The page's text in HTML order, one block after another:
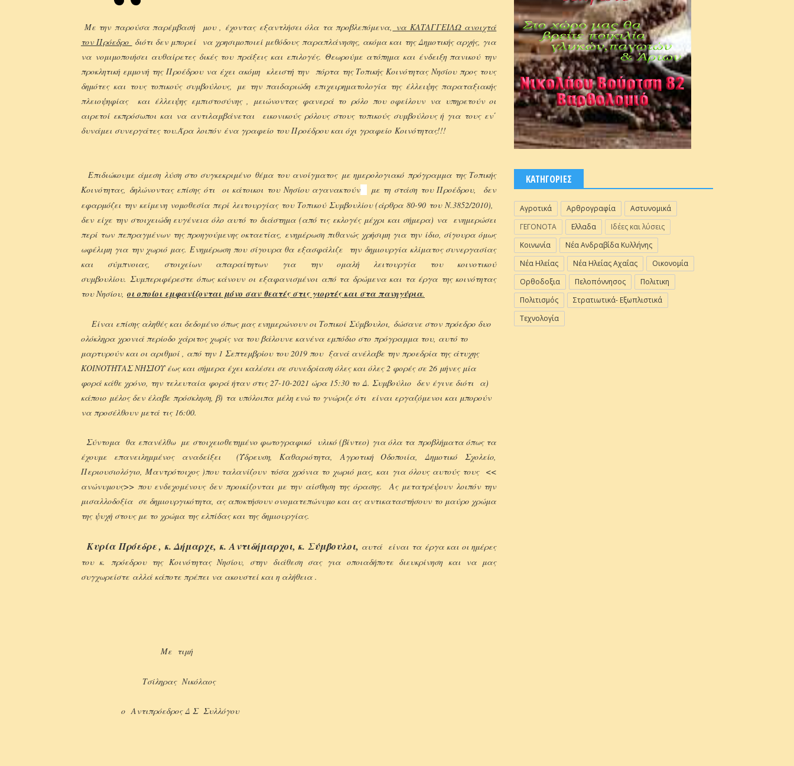
Με την παρούσα παρέμβασή μου , έχοντας εξαντλήσει όλα τα προβλεπόμενα,
να ΚΑΤΑΓΓΕΙΛΩ ανοιχτά
τον Πρόεδρο διότι δεν μπορεί να χρησιμοποιεί μεθόδους παραπλάνησης, ακόμα και της Δημοτικής αρχής, για
να νομιμοποιήσει αυθαίρετες δικές του πράξεις και επιλογές. Θεωρούμε ατόπημα και ένδειξη πανικού την
προκλητική εμμονή της Προέδρου να έχει ακόμη κλειστή την πόρτα της Τοπικής Κοινότητας Νησίου προς τους
δημότες και τους τοπικούς συμβούλους, με την παιδαριώδη επιχειρηματολογία της έλλειψης παραταξιακής
πλειοψηφίας και έλλειψης εμπιστοσύνης , μειώνοντας φανερά το ρόλο που οφείλουν να υπηρετούν οι
αιρετοί εκπρόσωποι και να αντιλαμβάνεται εικονικούς ρόλους στους τοπικούς συμβούλους ή για τους εν΄
δυνάμει συνεργάτες του.Άρα λοιπόν ένα γραφείο του Προέδρου και όχι γραφείο Κοινότητας!!!
Επιδιώκουμε άμεση λύση στο συγκεκριμένο θέμα του ανοίγματος με ημερολογιακό πρόγραμμα της Τοπικής
Κοινότητας, δηλώνοντας επίσης ότι οι κάτοικοι του Νησίου αγανακτούν
με τη στάση του Προέδρου, δεν
εφαρμόζει την κείμενη νομοθεσία περί λειτουργίας του Τοπικού Συμβουλίου (άρθρα 80-90 του Ν.3852/2010),
δεν είχε την στοιχειώδη ευγένεια όλο αυτό το διάστημα (από τις εκλογές μέχρι και σήμερα) να ενημερώσει
περί των πεπραγμένων της προηγούμενης οκταετίας, ενημέρωση πιθανώς χρήσιμη για την ίδιο, σίγουρα όμως
ωφέλιμη για την χωριό μας. Ενημέρωση που σίγουρα θα εξασφάλιζε την δημιουργία κλίματος συνεργασίας
και σύμπνοιας, στοιχείων απαραίτητων για την ομαλή λειτουργία του κοινοτικού
συμβουλίου. Συμπεριφέρεστε όπως κάνουν οι εξαφανισμένοι από τα δρώμενα και τα έργα της κοινότητας
του Νησίου, οι οποίοι εμφανίζονται μόνο σαν θεατές στις γιορτές και στα πανηγύρια.
Είναι επίσης αληθές και δεδομένο όπως μας ενημερώνουν οι Τοπικοί Σύμβουλοι, δώσανε στον πρόεδρο δυο
ολόκληρα χρονιά περίοδο χάριτος χωρίς να του βάλουνε κανένα εμπόδιο στο πρόγραμμα του, αυτό το
μαρτυρούν και οι αριθμοί , από την 1 Σεπτεμβρίου του 2019 που ξανά ανέλαβε την προεδρία της άτυχης
ΚΟΙΝΟΤΗΤΑΣ ΝΗΣΙΟΥ έως και σήμερα έχει καλέσει σε συνεδρίαση όλες και όλες 2 φορές σε 26 μήνες μία
φορά κάθε χρόνο, την τελευταία φορά ήταν στις 27-10-2021 ώρα 15:30 το Δ. Συμβούλιο δενέγινε διότι α)
κάποιο μέλος δεν έλαβε πρόσκληση, β) τα υπόλοιπα μέλη ενώ το γνώριζε ότι είναι εργαζόμενοι και μπορούν
να προσέλθουν μετά τις 16:00.
Σύντομα θα επανέλθω με στοιχειοθετημένο φωτογραφικό υλικό (βίντεο) για όλα τα προβλήματα όπως τα
έχουμε επανειλημμένος αναδείξει (Ύδρευση, Καθαριότητα, Αγροτική Οδοποιία, Δημοτικό Σχολείο,
Περιουσιολόγιο, Μαντρότοιχος )που ταλανίζουν τόσα χρόνια το χωριό μας, και για όλους αυτούς τους <<
ανώνυμους>> που ενδεχομένους δεν προικίζονται με την αίσθηση της όρασης. Ας μετατρέψουν λοιπόν την
μισαλλοδοξία σε δημιουργικότητα, ας αποκτήσουν ονοματεπώνυμο και ας αντικαταστήσουν το μαύρο χρώμα
της ψυχή στους με το χρώμα της ελπίδας και της δημιουργίας.
ΚυρίαΠρόεδρε , κ. Δήμαρχε, κ. Αντιδήμαρχοι, κ. Σύμβουλοι, αυτά είναι τα έργα και οι ημέρες
του κ. πρόεδρου της Κοινότητας Νησίου, στην διάθεση σας για οποιαδήποτε διευκρίνηση και να μας
συγχωρείστε αλλά κάποτε πρέπει να ακουστεί και η αλήθεια .
Με τιμή
Τσίληρας Νικόλαος
ο Αντιπρόεδρος Δ Σ Συλλόγου
ΚΑΤΗΓΟΡΙΕΣ
Αγροτικά Αρθρογραφία
Αστυνομικά
ΓΕΓΟΝΟΤΑ
Ελλαδα
Ιδέες και λύσεις
Κοινωνία
Νέα Ανδραβίδα Κυλλήνης
Νέα Ηλείας
Νέα Ηλείας Αχαΐας
Οικονομία
Ορθοδοξια
Πελοπόννησος
Πολιτικη
Πολιτισμός
Στρατιωτικά- Εξωπλιστικά
Τεχνολογία